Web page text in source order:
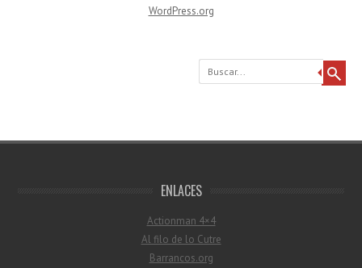
WordPress.org
Buscar
ENLACES
Actionman 4×4
Al filo de lo Cutre
Barrancos.org